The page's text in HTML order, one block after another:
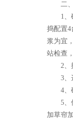
二、
1、砼
捣配置4
浆为宜
站检查
2、控
3、选
4、砼
5、保
加草帘